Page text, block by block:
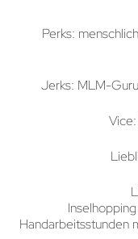
Perks:
Jerks: MLM-
Vice:
Handarbeitsstunden